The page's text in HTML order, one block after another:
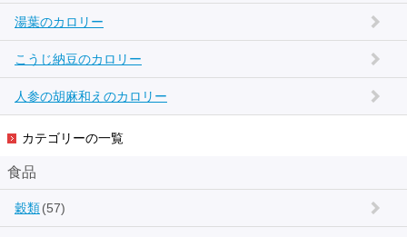
湯葉のカロリー
こうじ納豆のカロリー
人参の胡麻和えのカロリー
カテゴリーの一覧
食品
穀類(57)